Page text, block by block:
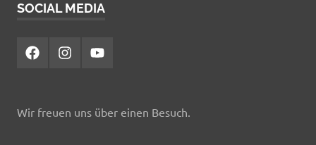
SOCIAL MEDIA
FacebookInstagramYouTube
Wir freuen uns über einen Besuch.